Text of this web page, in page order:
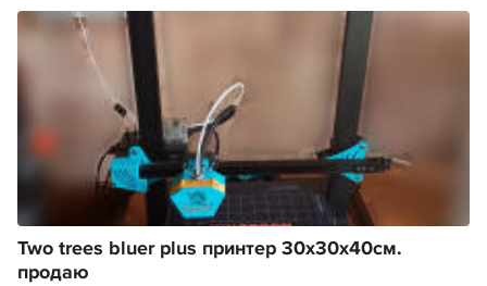
Two trees bluer plus принтер 30х30х40см.
продаю